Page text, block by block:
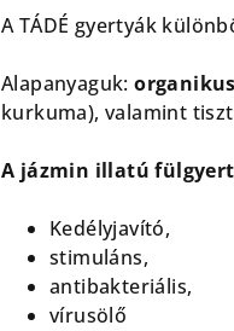
A TÁDÉ gyertyák
Alapanyaguk: organikus
kurkuma), valamint
A jázmin illatú
Kedélyjavító,
stimuláns,
antibakteriális,
vírusölő